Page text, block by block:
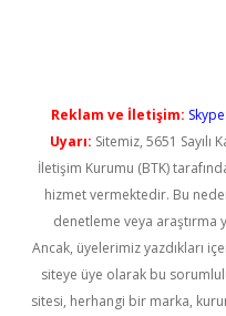
Reklam ve İletişim:
Uyarı: Sitemiz, 5651
İletişim Kurumu (BTK)
hizmet vermektedir. Bu
denetleme veya araştırma
Ancak, üyelerimiz yazdıkları
siteye üye olarak bu
sitesi, herhangi bir marka,